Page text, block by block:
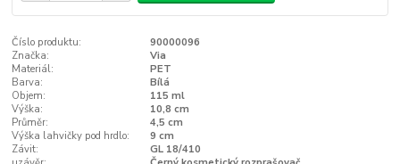
Číslo produktu:
90000096
Značka:
Via
Materiál:
PET
Barva:
Bílá
Objem:
115 ml
Výška:
10,8 cm
Průměr:
4,5 cm
Výška lahvičky pod hrdlo:
9 cm
Závit:
GL 18/410